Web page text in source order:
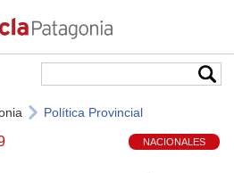
Política Provincial
NACIONALES